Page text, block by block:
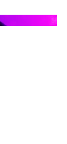
mama y a sus
la detección